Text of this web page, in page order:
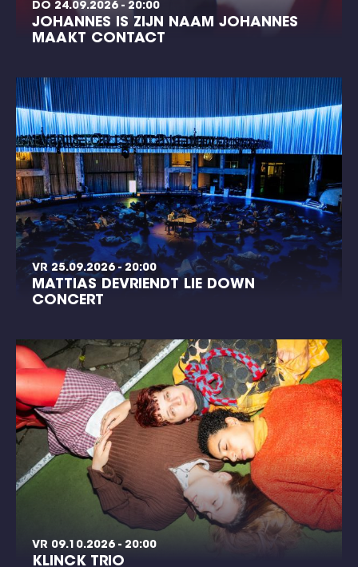
DO 24.09.2026 - 20:00
JOHANNES IS ZIJN NAAM JOHANNES
MAAKT CONTACT
VR 25.09.2026 - 20:00
MATTIAS DEVRIENDT LIE DOWN
CONCERT
VR 09.10.2026 - 20:00
KLINCK TRIO